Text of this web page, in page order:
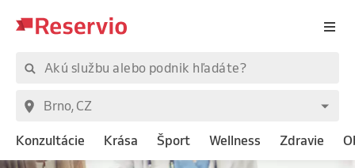
Konzultácie Krása Šport Wellness Zdravie